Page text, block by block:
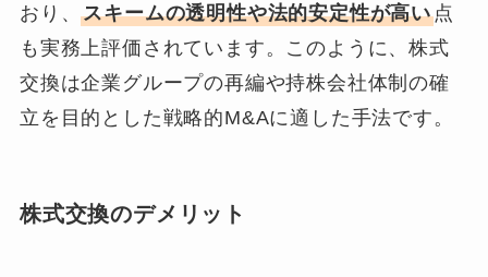
おり、スキームの透明性や法的安定性が高い点
も実務上評価されています。このように、株式
交換は企業グループの再編や持株会社体制の確
立を目的とした戦略的M&Aに適した手法です。
株式交換のデメリット